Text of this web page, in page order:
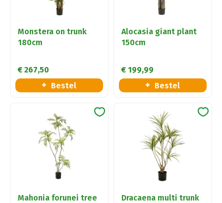
Monstera on trunk
180cm
€ 267,50
Bestel
Alocasia giant plant
150cm
€ 199,99
Bestel
Mahonia forunei tree
Dracaena multi trunk